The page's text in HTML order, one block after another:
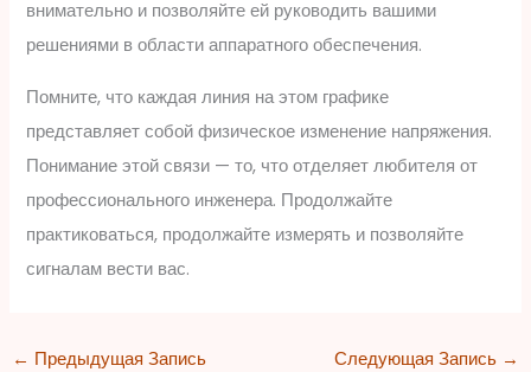
внимательно и позволяйте ей руководить вашими
решениями в области аппаратного обеспечения.
Помните, что каждая линия на этом графике
представляет собой физическое изменение напряжения.
Понимание этой связи — то, что отделяет любителя от
профессионального инженера. Продолжайте
практиковаться, продолжайте измерять и позволяйте
сигналам вести вас.
← Предыдущая Запись Следующая Запись →